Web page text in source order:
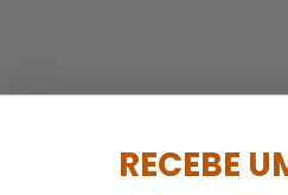
RECEBE